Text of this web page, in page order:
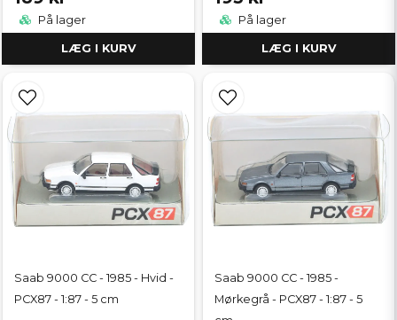
På lager
LÆG I KURV
På lager
LÆG I KURV
Saab 9000 CC - 1985 - Hvid -
PCX87 - 1:87 - 5 cm
Saab 9000 CC - 1985 -
Mørkegrå - PCX87 - 1:87 - 5